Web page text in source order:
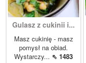
Gulasz z cukinii i...
Masz cukinię - masz
pomysł na obiad.
Wystarczy... ⇖ 1483